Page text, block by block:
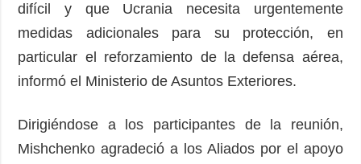
difícil y que Ucrania necesita urgentemente
medidas adicionales para su protección, en
particular el reforzamiento de la defensa aérea,
informó el Ministerio de Asuntos Exteriores.
Dirigiéndose a los participantes de la reunión,
Mishchenko agradeció a los Aliados por el apoyo